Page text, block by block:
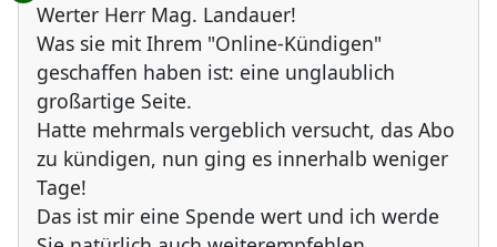
Werter Herr Mag. Landauer!
Was sie mit Ihrem "Online-Kündigen"
geschaffen haben ist: eine unglaublich
großartige Seite.
Hatte mehrmals vergeblich versucht, das Abo
zu kündigen, nun ging es innerhalb weniger
Tage!
Das ist mir eine Spende wert und ich werde